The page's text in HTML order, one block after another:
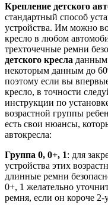
Крепление детского
стандартный способ
устройства. Им можно
кресло в любом
трехточечные ремни
детского кресла данным
некоторым данным до
поэтому если вы
кресло, в точности
инструкции по
возрастной группы
есть свои нюансы,
автокресла:
Группа 0, 0+, 1: для
устройства этих
длинные ремни
0+, 1 желательно
ремня, если он короче 2-